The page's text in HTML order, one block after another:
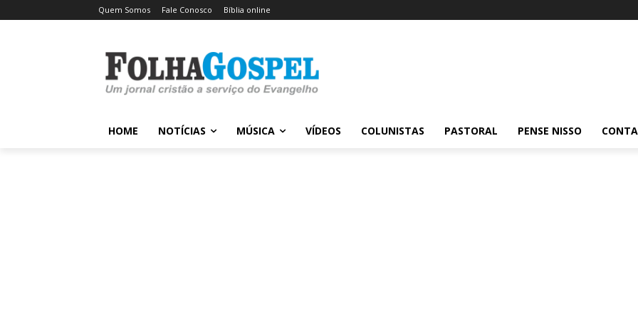
Quem Somos Fale Conosco Bíblia online
HOME NOTÍCIAS MÚSICA VÍDEOS COLUNISTAS PASTORAL PENSE NISSO